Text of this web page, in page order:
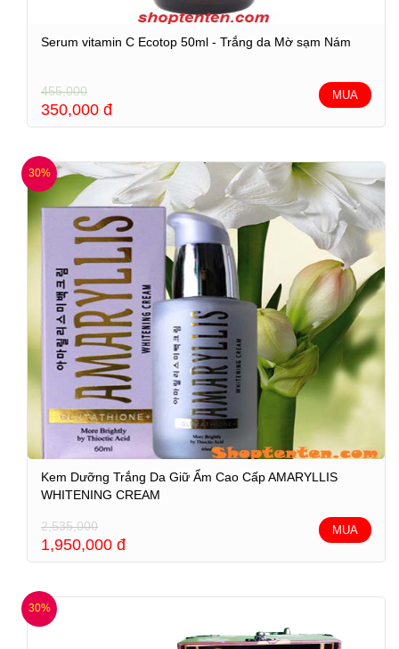
Serum vitamin C Ecotop 50ml - Trắng da Mờ sạm Nám
455,000
350,000 đ
MUA
30%
Kem Dưỡng Trắng Da Giữ Ẩm Cao Cấp AMARYLLIS
WHITENING CREAM
2,535,000
1,950,000 đ
MUA
30%